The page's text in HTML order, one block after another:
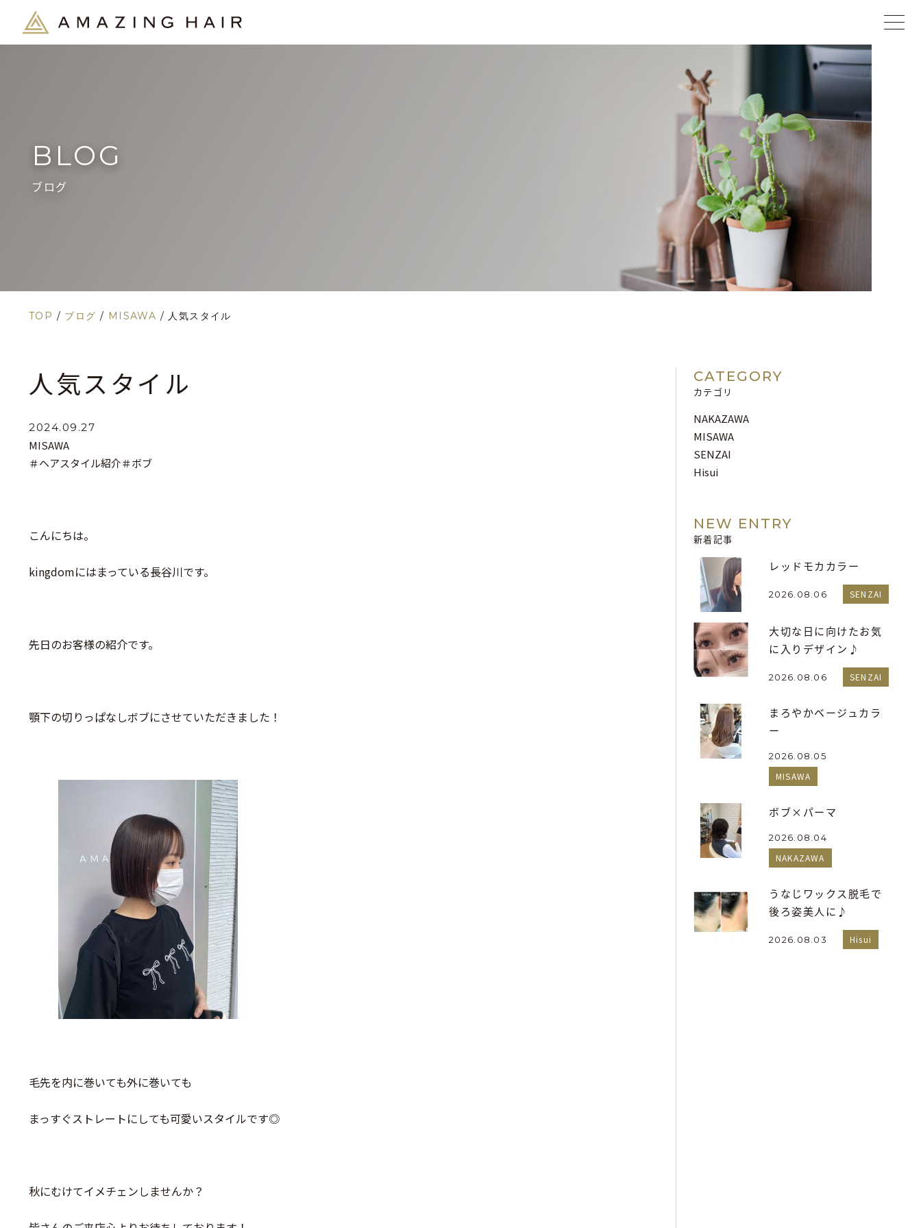
BLOG
ブログ
TOP / ブログ / MISAWA / 人気スタイル
人気スタイル
2024.09.27
MISAWA
＃ヘアスタイル紹介＃ボブ
こんにちは。
kingdomにはまっている長谷川です。
先日のお客様の紹介です。
顎下の切りっぱなしボブにさせていただきました！
毛先を内に巻いても外に巻いても
まっすぐストレートにしても可愛いスタイルです◎
秋にむけてイメチェンしませんか？
CATEGORY
カテゴリ
NAKAZAWA
MISAWA
SENZAI
Hisui
NEW ENTRY
新着記事
レッドモカカラー
2026.08.06 SENZAI
大切な日に向けたお気
に入りデザイン♪
2026.08.06 SENZAI
まろやかベージュカラ
ー
2026.08.05
MISAWA
ボブ×パーマ
2026.08.04
NAKAZAWA
うなじワックス脱毛で
後ろ姿美人に♪
2026.08.03 Hisui